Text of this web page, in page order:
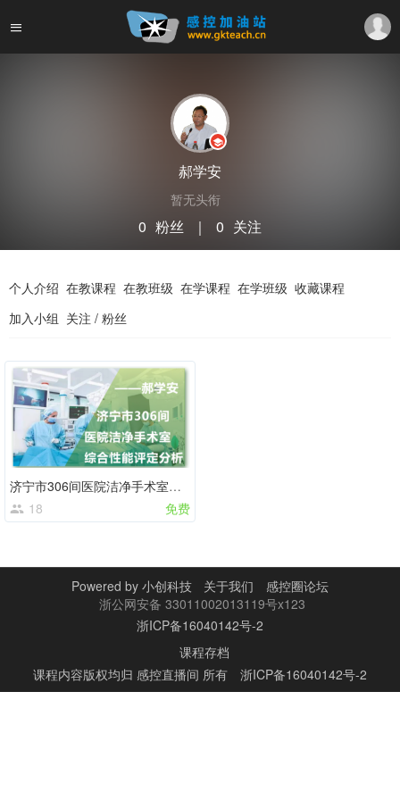
郝学安
暂无头衔
0 粉丝 ｜ 0 关注
个人介绍 在教课程 在教班级 在学课程 在学班级 收藏课程
加入小组 关注 / 粉丝
济宁市306间医院洁净手术室综合性能评定分析
18
免费
Powered by 小创科技 关于我们
感控圈论坛
浙公网安备 33011002013119号x123
浙ICP备16040142号-2
课程存档
课程内容版权均归 感控直播间 所有 浙ICP备16040142号-2